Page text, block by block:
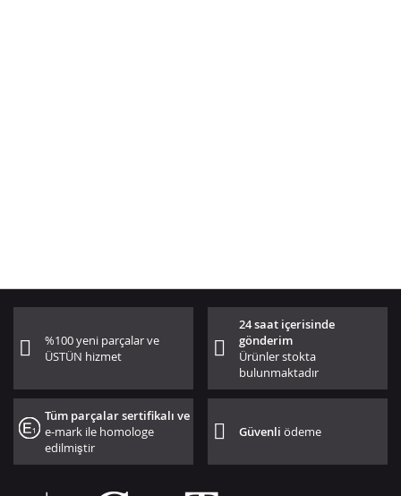
%100 yeni parçalar ve
ÜSTÜN hizmet
24 saat içerisinde
gönderim
Ürünler stokta
bulunmaktadır
Tüm parçalar sertifikalı ve
e-mark ile homologe
edilmiştir
Güvenliödeme